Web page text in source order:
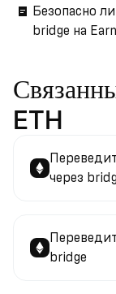
Безопасно
bridge на
ETH
через
bridge